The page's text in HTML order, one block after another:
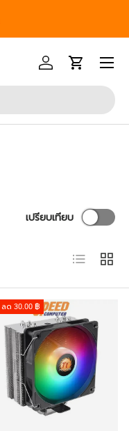
เข้าสู่ระบบรถเข็น
หน้าเมนู
เปรียบเทียบ
มุมมองราย
ตาราง
ลด 30.00 ฿